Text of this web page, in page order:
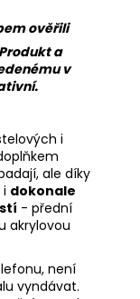
ověřili
a
v
i
ale díky
dokonale
- přední
akrylovou
není
vyndávat.